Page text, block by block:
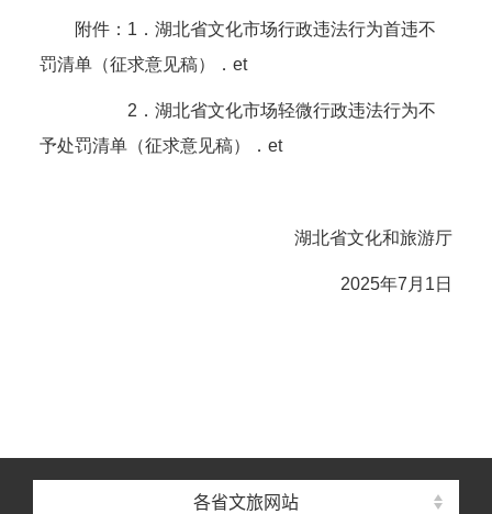
附件： 1．湖北省文化市场行政违法行为首违不
罚清单（征求意见稿）．et
2．湖北省文化市场轻微行政违法行为不
予处罚清单（征求意见稿）．et
湖北省文化和旅游厅
2025年7月1日
各省文旅网站